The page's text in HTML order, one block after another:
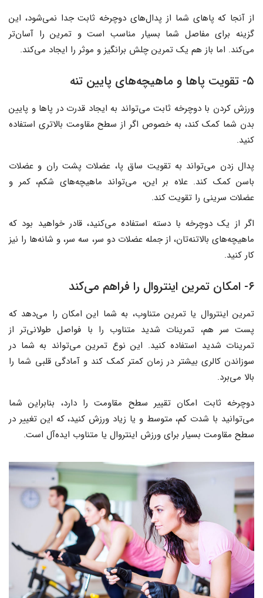
از آنجا که پاهای شما از پدال‌های دوچرخه ثابت جدا نمی‌شود، این
گزینه برای مفاصل شما بسیار مناسب است و تمرین را آسان‌تر
می‌کند. اما باز هم یک تمرین چلش برانگیز و موثر را ایجاد می‌کند.
۵- تقویت پاها و ماهیچه‌های پایین تنه
ورزش کردن با دوچرخه ثابت می‌تواند به ایجاد قدرت در پاها و پایین
بدن شما کمک کند، به خصوص اگر از سطح مقاومت بالاتری استفاده
کنید.
پدال زدن می‌تواند به تقویت ساق پا، عضلات پشت ران و عضلات
باسن کمک کند. علاه بر این، می‌تواند ماهیچه‌های شکم، کمر و
عضلات سرینی را تقویت کند.
اگر از یک دوچرخه با دسته استفاده می‌کنید، قادر خواهید بود که
ماهیچه‌های بالاتنه‌تان، از جمله عضلات دو سر، سه سر، و شانه‌ها را نیز
کار کنید.
۶- امکان تمرین اینتروال را فراهم می‌کند
تمرین اینتروال یا تمرین متناوب، به شما این امکان را می‌دهد که
پست سر هم، تمرینات شدید متناوب را با فواصل طولانی‌تر از
تمرینات شدید استفاده کنید. این نوع تمرین می‌تواند به شما در
سوزاندن کالری بیشتر در زمان کمتر کمک کند و آمادگی قلبی شما را
بالا می‌برد.
دوچرخه ثابت امکان تقییر سطح مقاومت را دارد، بنابراین شما
می‌توانید با شدت کم، متوسط و یا زیاد ورزش کنید، که این تغییر در
سطح مقاومت بسیار برای ورزش اینتروال یا متناوب ایده‌آل است.